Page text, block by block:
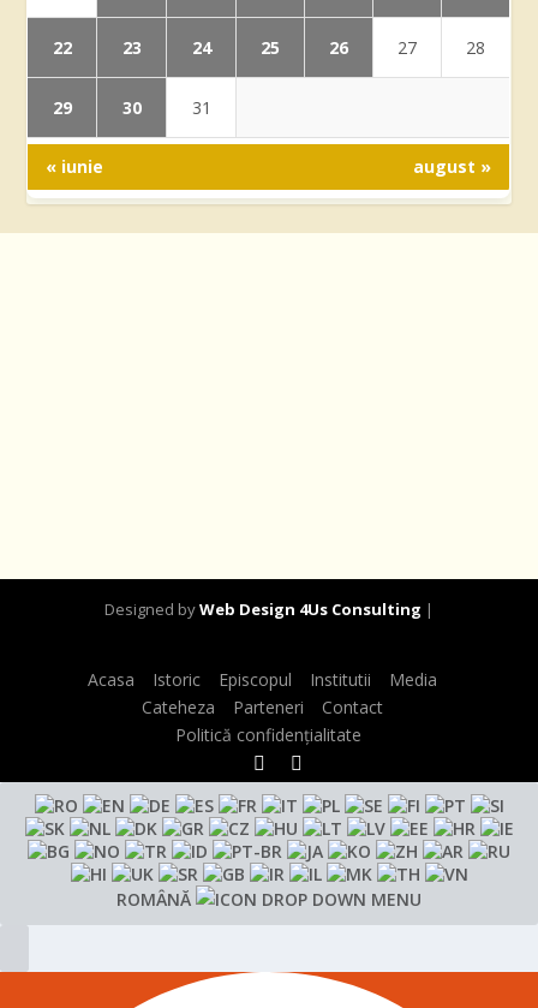
22 23 24 25 26 27 28
29 30 31
« iunie august »
Designed byWeb Design 4Us Consulting |
Acasa Istoric Episcopul Institutii
Media
Cateheza
Parteneri
Contact
Politică confidențialitate
ROMÂNĂ